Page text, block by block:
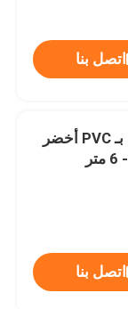
اتصل بنا
صندوق غابيون مغلف بـ PVC أخضر
اتصل بنا